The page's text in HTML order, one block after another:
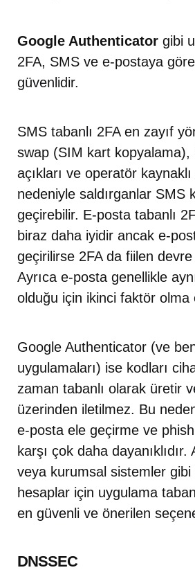
Google Authenticator gibi
2FA, SMS ve e-postaya
güvenlidir.
SMS tabanlı 2FA en zayıf
swap (SIM kart kopyalama),
açıkları ve operatör
nedeniyle saldırganlar SMS
geçirebilir. E-posta tabanlı
biraz daha iyidir ancak e-
geçirilirse 2FA da fiilen devre
Ayrıca e-posta genellikle
olduğu için ikinci faktör olma
Google Authenticator (ve
uygulamaları) ise kodları
zaman tabanlı olarak üretir
üzerinden iletilmez. Bu
e-posta ele geçirme ve
karşı çok daha
veya kurumsal sistemler gibi
hesaplar için uygulama
en güvenli ve önerilen
DNSSEC